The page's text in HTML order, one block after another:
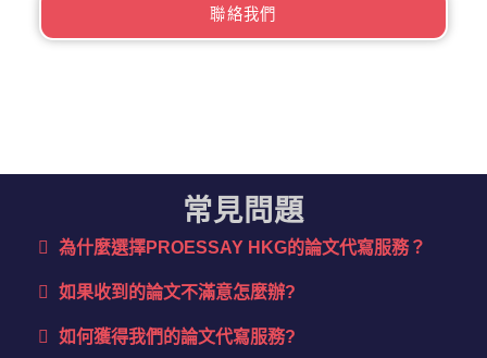
聯絡我們
常見問題
為什麼選擇PROESSAY HKG的論文代寫服務？​
如果收到的論文不滿意怎麼辦?
如何獲得我們的論文代寫服務?